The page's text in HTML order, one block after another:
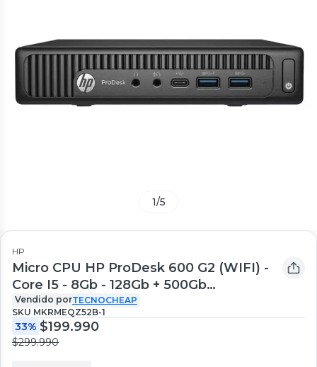
1/5
HP
Micro CPU HP ProDesk 600 G2 (WIFI) -
Core I5 - 8Gb - 128Gb + 500Gb
Reacondicionado
Vendido porTECNOCHEAP
SKU MKRMEQZ52B-1
33% $199.990
$299.990